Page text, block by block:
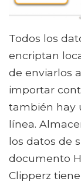
Todos los
encriptan
de enviarlos
importar
también hay
línea.
los datos de
documento
Clipperz